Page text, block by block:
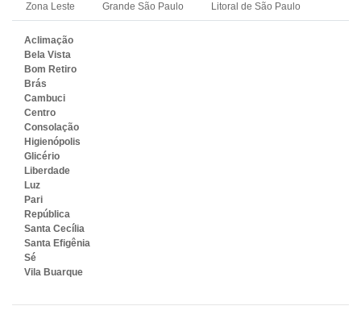
Zona Leste Grande São Paulo Litoral de São Paulo
Aclimação
Bela Vista
Bom Retiro
Brás
Cambuci
Centro
Consolação
Higienópolis
Glicério
Liberdade
Luz
Pari
República
Santa Cecília
Santa Efigênia
Sé
Vila Buarque